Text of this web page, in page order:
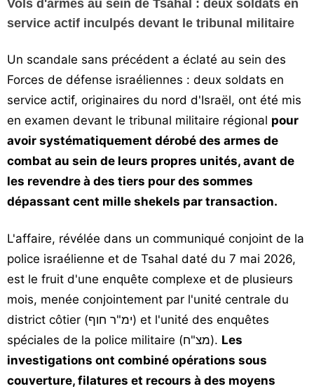
Vos
Les
bonnes
adresses
Vols d'armes au sein de Tsahal : deux soldats en
service actif inculpés devant le tribunal militaire
Un scandale sans précédent a éclaté au sein des
Forces de défense israéliennes : deux soldats en
service actif, originaires du nord d'Israël, ont été mis
en examen devant le tribunal militaire régional pour
avoir systématiquement dérobé des armes de
combat au sein de leurs propres unités, avant de
les revendre à des tiers pour des sommes
dépassant cent mille shekels par transaction.
L'affaire, révélée dans un communiqué conjoint de la
police israélienne et de Tsahal daté du 7 mai 2026,
est le fruit d'une enquête complexe et de plusieurs
mois, menée conjointement par l'unité centrale du
district côtier (ימ"ר חוף) et l'unité des enquêtes
spéciales de la police militaire (מצ"ח). Les
investigations ont combiné opérations sous
couverture, filatures et recours à des moyens